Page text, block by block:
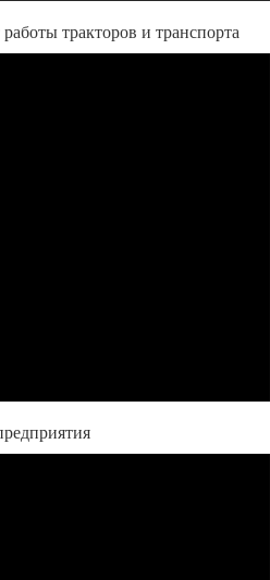
тракторов и транспорта